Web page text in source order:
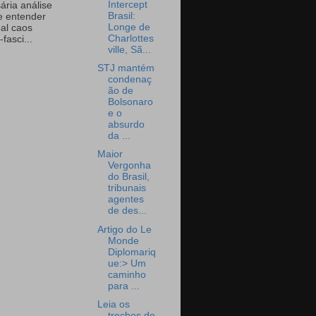
análise
entender
caos
Intercept
Brasil:
Longe de
Charlottes
ville, Sã...
STJ mantém
condenaç
ão de
Bolsonaro
e o
absurdo
da ...
Maior
Vergonha
do Brasil,
tribunais
agentes
de des...
Artigo do Le
Monde
Diplomariq
ue:> Um
caminho
para ...
Leia os